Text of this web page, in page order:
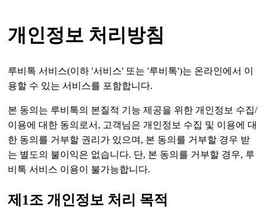
개인정보 처리방침
루비톡 서비스(이하 '서비스' 또는 '루비톡')는 온라인에서 이
용할 수 있는 서비스를 포함합니다.
본 동의는 루비톡의 본질적 기능 제공을 위한 개인정보 수집/
이용에 대한 동의로서, 고객님은 개인정보 수집 및 이용에 대
한 동의를 거부할 권리가 있으며, 본 동의를 거부할 경우 받
는 별도의 불이익은 없습니다. 단, 본 동의를 거부할 경우, 루
비톡 서비스 이용이 불가능합니다.
제1조 개인정보 처리 목적